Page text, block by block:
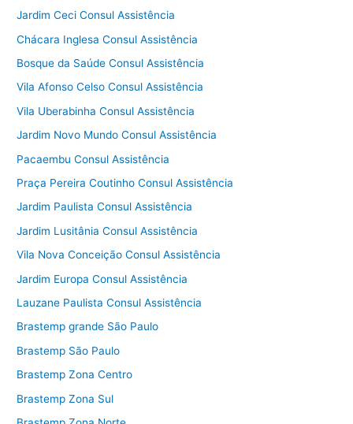
Jardim Ceci Consul Assistência
Chácara Inglesa Consul Assistência
Bosque da Saúde Consul Assistência
Vila Afonso Celso Consul Assistência
Vila Uberabinha Consul Assistência
Jardim Novo Mundo Consul Assistência
Pacaembu Consul Assistência
Praça Pereira Coutinho Consul Assistência
Jardim Paulista Consul Assistência
Jardim Lusitânia Consul Assistência
Vila Nova Conceição Consul Assistência
Jardim Europa Consul Assistência
Lauzane Paulista Consul Assistência
Brastemp grande São Paulo
Brastemp São Paulo
Brastemp Zona Centro
Brastemp Zona Sul